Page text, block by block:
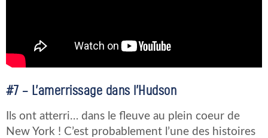
#7 – L’amerrissage dans l’Hudson
Ils ont atterri… dans le fleuve au plein coeur de
New York ! C’est probablement l’une des histoires